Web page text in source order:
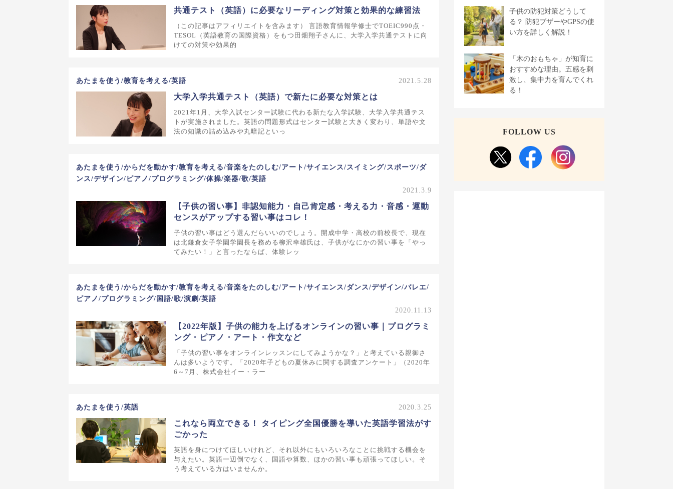
共通テスト（英語）に必要なリーディング対策と効果的な練習法
（この記事はアフィリエイトを含みます） 言語教育情報学修士でTOEIC990点・
TESOL（英語教育の国際資格）をもつ田畑翔子さんに、大学入学共通テストに向
けての対策や効果的
あたまを使う/教育を考える/英語 2021.5.28
大学入学共通テスト（英語）で新たに必要な対策とは
2021年1月、大学入試センター試験に代わる新たな入学試験、大学入学共通テス
トが実施されました。英語の問題形式はセンター試験と大きく変わり、単語や文
法の知識の詰め込みや丸暗記といっ
あたまを使う/からだを動かす/教育を考える/音楽をたのしむ/アート/サイエンス/スイミング/スポーツ/ダ
ンス/デザイン/ピアノ/プログラミング/体操/楽器/歌/英語
2021.3.9
【子供の習い事】非認知能力・自己肯定感・考える力・音感・運動
センスがアップする習い事はコレ！
子供の習い事はどう選んだらいいのでしょう。開成中学・高校の前校長で、現在
は北鎌倉女子学園学園長を務める柳沢幸雄氏は、子供がなにかの習い事を「やっ
てみたい！」と言ったならば、体験レッ
あたまを使う/からだを動かす/教育を考える/音楽をたのしむ/アート/サイエンス/ダンス/デザイン/バレエ/
ピアノ/プログラミング/国語/歌/演劇/英語
2020.11.13
【2022年版】子供の能力を上げるオンラインの習い事｜プログラミ
ング・ピアノ・アート・作文など
「子供の習い事をオンラインレッスンにしてみようかな？」と考えている親御さ
んは多いようです。「2020年子どもの夏休みに関する調査アンケート」（2020年
6～7月、株式会社イー・ラー
あたまを使う/英語 2020.3.25
これなら両立できる！ タイピング全国優勝を導いた英語学習法がす
ごかった
英語を身につけてほしいけれど、それ以外にもいろいろなことに挑戦する機会を
与えたい。英語一辺倒でなく、国語や算数、ほかの習い事も頑張ってほしい。そ
う考えている方はいませんか。
子供の防犯対策どうして
る？ 防犯ブザーやGPSの使
い方を詳しく解説！
「木のおもちゃ」が知育に
おすすめな理由。五感を刺
激し、集中力を育んでくれ
る！
FOLLOW US